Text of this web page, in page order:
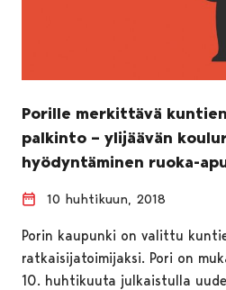
Porille merkittävä
palkinto – ylijäävän
hyödyntäminen ruoka-
10 huhtikuun, 2018
Porin kaupunki on valittu
ratkaisijatoimijaksi. Pori on
10. huhtikuuta julkaistulla